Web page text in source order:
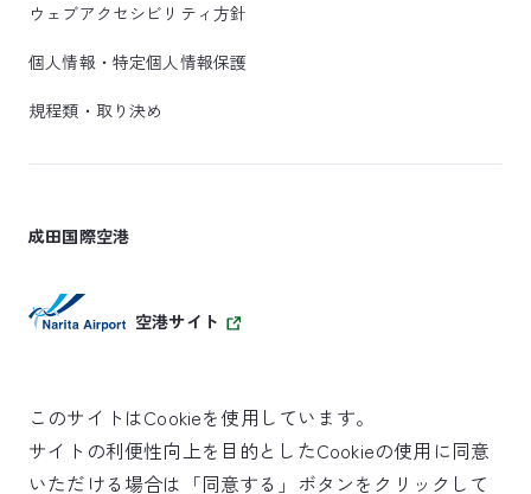
ウェブアクセシビリティ方針
個人情報・特定個人情報保護
規程類・取り決め
成田国際空港
空港サイト
SKYTRAX
このサイトはCookieを使用しています。
サイトの利便性向上を目的としたCookieの使用に同意
いただける場合は「同意する」ボタンをクリックして